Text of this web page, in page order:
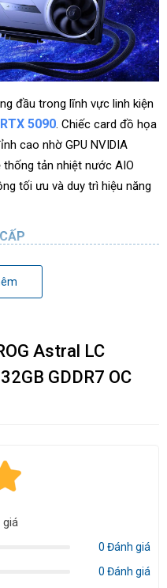
đầu trong lĩnh vực linh kiện
5090. Chiếc card đồ họa
cao nhờ GPU NVIDIA
tản nhiệt nước AIO
tối ưu và duy trì hiệu năng
so với thế hệ trước, giúp
luồng gió để làm mát
x 65mm.
Astral LC
GDDR7 OC
0 Đánh giá
0 Đánh giá